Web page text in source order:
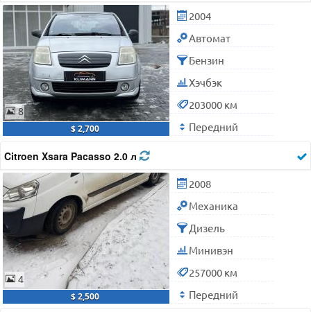
8
$ 2,700
2004
Автомат
Бензин
Хэчбэк
203000 км
Передний
Citroen Xsara Pacasso 2.0 л
4
$ 2,500
2008
Механика
Дизель
Минивэн
257000 км
Передний